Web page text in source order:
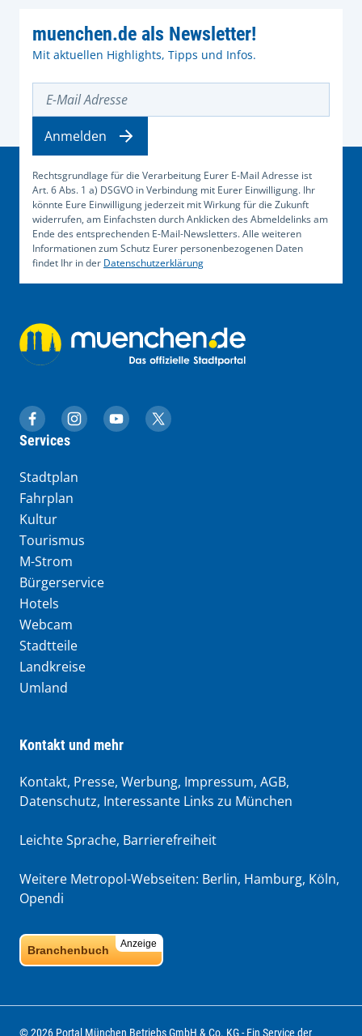
muenchen.de als Newsletter!
Mit aktuellen Highlights, Tipps und Infos.
Rechtsgrundlage für die Verarbeitung Eurer E-Mail Adresse ist
Art. 6 Abs. 1 a) DSGVO in Verbindung mit Eurer Einwilligung. Ihr
könnte Eure Einwilligung jederzeit mit Wirkung für die Zukunft
widerrufen, am Einfachsten durch Anklicken des Abmeldelinks am
Ende des entsprechenden E-Mail-Newsletters. Alle weiteren
Informationen zum Schutz Eurer personenbezogenen Daten
findet Ihr in der Datenschutzerklärung
Anmelden
muenchen.de auf Facebook
muenchen.de auf Instagram
muenchen.de auf YouTube
muenchen.de auf X
Services
Stadtplan
Fahrplan
Kultur
Tourismus
M-Strom
Bürgerservice
Hotels
Webcam
Stadtteile
Landkreise
Umland
Kontakt und mehr
Kontakt, Presse, Werbung, Impressum, AGB,
Datenschutz, Interessante Links zu München
Leichte Sprache, Barrierefreiheit
Weitere Metropol-Webseiten: Berlin, Hamburg, Köln,
Opendi
Anzeige
Branchenbuch
© 2026 Portal München Betriebs GmbH & Co. KG - Ein Service der